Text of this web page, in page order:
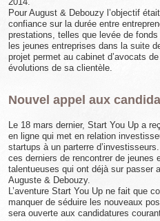
Pour August & Debouzy l’objectif
confiance sur la durée entre
prestations, telles que levée de
les jeunes entreprises dans la suite
projet permet au cabinet d’avocats
évolutions de sa clientèle.
Nouvel appel aux
Le 18 mars dernier, Start You Up a
en ligne qui met en relation
startups à un parterre
ces derniers de rencontrer de jeunes
talentueuses qui ont déjà sur passer
Auguste & Debouzy.
L’aventure Start You Up ne fait que
manquer de séduire les nouveaux
sera ouverte aux candidatures